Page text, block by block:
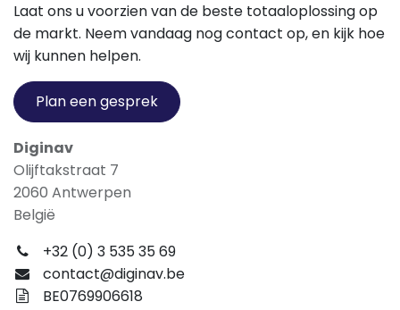
Laat ons u voorzien van de beste totaaloplossing op
de markt. Neem vandaag nog contact op, en kijk hoe
wij kunnen helpen.
Plan een gesprek
Diginav
Olijftakstraat 7
2060 Antwerpen
België
+32 (0) 3 535 35 69
contact@diginav.be
BE0769906618